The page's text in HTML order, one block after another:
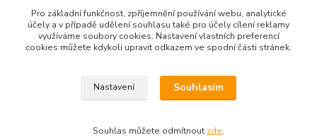
Pro základní funkčnost, zpříjemnění používání webu, analytické
účely a v případě udělení souhlasu také pro účely cílení reklamy
využíváme soubory cookies. Nastavení vlastních preferencí
cookies můžete kdykoli upravit odkazem ve spodní části stránek.
Nastavení Souhlasím
Souhlas můžete odmítnout zde.